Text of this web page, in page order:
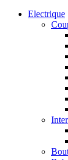
Electrique